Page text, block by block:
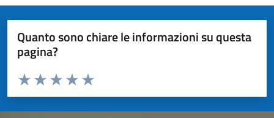
Quanto sono chiare le informazioni su questa
pagina?
Valuta da 1 a 5 stelle la pagina
Valuta 5 stelle su 5
Valuta 4 stelle su 5
Valuta 3 stelle su 5
Valuta 2 stelle su 5
Valuta 1 stelle su 5